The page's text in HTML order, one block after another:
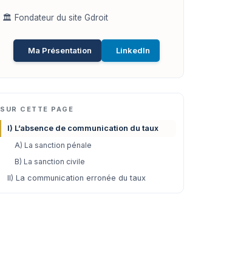
🏛️ Fondateur du site Gdroit
Ma Présentation LinkedIn
SUR CETTE PAGE
I) L’absence de communication du taux
A) La sanction pénale
B) La sanction civile
II) La communication erronée du taux